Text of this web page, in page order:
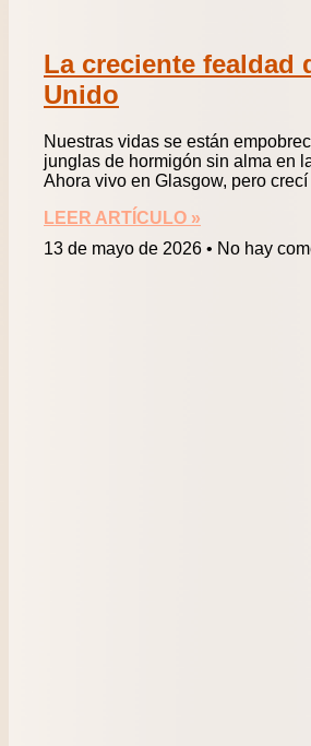
La creciente fealdad
Unido
Nuestras vidas se están
junglas de hormigón sin alma en
Ahora vivo en Glasgow, pero
LEER ARTÍCULO »
13 de mayo de 2026
No hay